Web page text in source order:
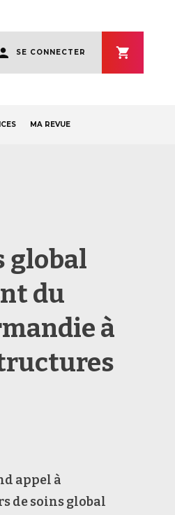
SE CONNECTER
MA REVUE
global
du
à
appel à
de soins global